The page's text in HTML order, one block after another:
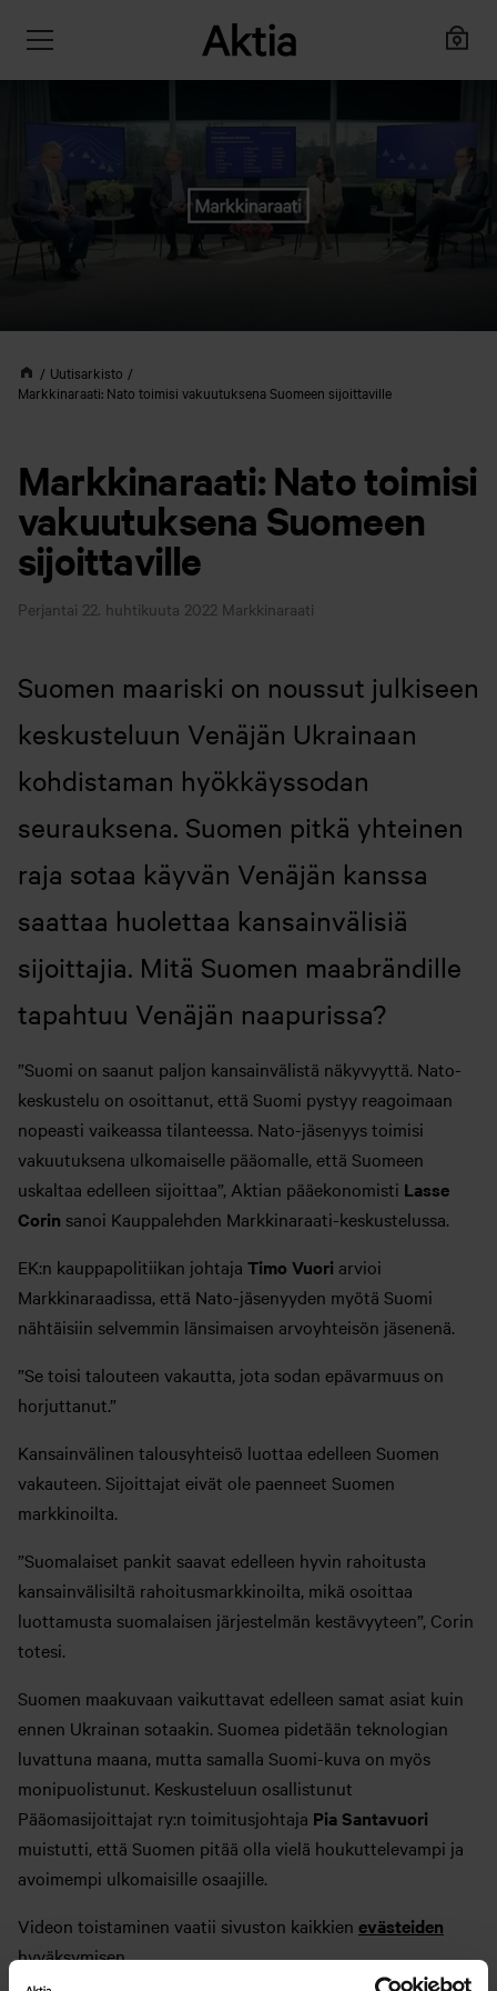
Uutisarkisto
Markkinaraati: Nato toimisi vakuutuksena Suomeen sijoittaville
Markkinaraati: Nato toimisi
vakuutuksena Suomeen
sijoittaville
Perjantai 22. huhtikuuta 2022 Markkinaraati
Suomen maariski on noussut julkiseen
keskusteluun Venäjän Ukrainaan
kohdistaman hyökkäyssodan
seurauksena. Suomen pitkä yhteinen
raja sotaa käyvän Venäjän kanssa
saattaa huolettaa kansainvälisiä
sijoittajia. Mitä Suomen maabrändille
tapahtuu Venäjän naapurissa?
”Suomi on saanut paljon kansainvälistä näkyvyyttä. Nato-
keskustelu on osoittanut, että Suomi pystyy reagoimaan
nopeasti vaikeassa tilanteessa. Nato-jäsenyys toimisi
vakuutuksena ulkomaiselle pääomalle, että Suomeen
uskaltaa edelleen sijoittaa”, Aktian pääekonomisti Lasse
Corin sanoi Kauppalehden Markkinaraati-keskustelussa.
EK:n kauppapolitiikan johtaja Timo Vuori arvioi
Markkinaraadissa, että Nato-jäsenyyden myötä Suomi
nähtäisiin selvemmin länsimaisen arvoyhteisön jäsenenä.
”Se toisi talouteen vakautta, jota sodan epävarmuus on
horjuttanut.”
Kansainvälinen talousyhteisö luottaa edelleen Suomen
vakauteen. Sijoittajat eivät ole paenneet Suomen
markkinoilta.
”Suomalaiset pankit saavat edelleen hyvin rahoitusta
kansainvälisiltä rahoitusmarkkinoilta, mikä osoittaa
luottamusta suomalaisen järjestelmän kestävyyteen”, Corin
totesi.
Suomen maakuvaan vaikuttavat edelleen samat asiat kuin
ennen Ukrainan sotaakin. Suomea pidetään teknologian
luvattuna maana, mutta samalla Suomi-kuva on myös
monipuolistunut. Keskusteluun osallistunut
Pääomasijoittajat ry:n toimitusjohtaja Pia Santavuori
muistutti, että Suomen pitää olla vielä houkuttelevampi ja
avoimempi ulkomaisille osaajille.
Videon toistaminen vaatii sivuston kaikkien evästeiden
hyväksymisen.